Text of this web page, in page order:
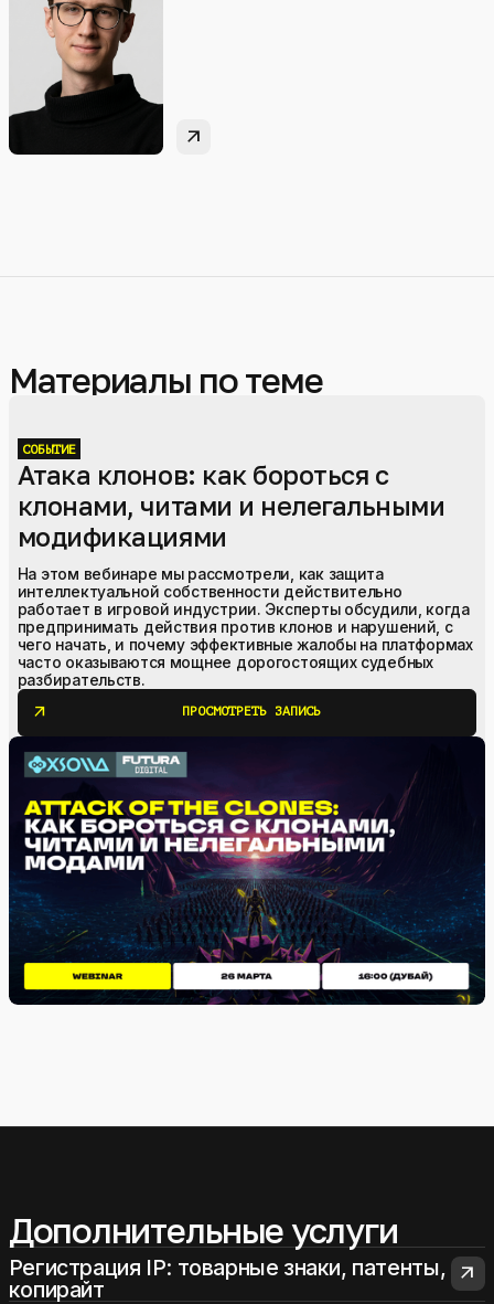
arrow_outward
Материалы по теме
СОБЫТИЕ
Атака клонов: как бороться с
клонами, читами и нелегальными
модификациями
На этом вебинаре мы рассмотрели, как защита
интеллектуальной собственности действительно
работает в игровой индустрии. Эксперты обсудили, когда
предпринимать действия против клонов и нарушений, с
чего начать, и почему эффективные жалобы на платформах
часто оказываются мощнее дорогостоящих судебных
разбирательств.
arrow_outward ПРОСМОТРЕТЬ ЗАПИСЬ
Дополнительные услуги
Регистрация IP: товарные знаки, патенты,
копирайт
arrow_outward